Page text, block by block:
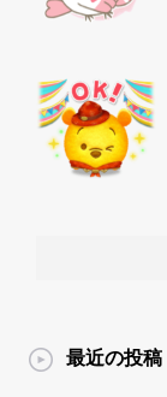
最近の投稿